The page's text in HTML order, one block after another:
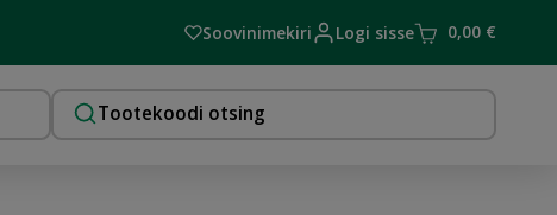
Soovinimekiri Logi sisse 0,00 €